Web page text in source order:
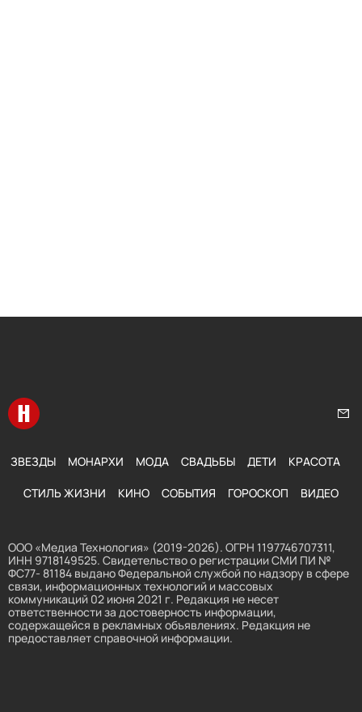
Перейти на главную
ЗВЕЗДЫ МОНАРХИ МОДА СВАДЬБЫ ДЕТИ КРАСОТА
СТИЛЬ ЖИЗНИ КИНО СОБЫТИЯ ГОРОСКОП ВИДЕО
ООО «Медиа Технология» (2019-2026). ОГРН 1197746707311,
ИНН 9718149525. Свидетельство о регистрации СМИ ПИ №
ФС77- 81184 выдано Федеральной службой по надзору в сфере
связи, информационных технологий и массовых
коммуникаций 02 июня 2021 г. Редакция не несет
ответственности за достоверность информации,
содержащейся в рекламных объявлениях. Редакция не
предоставляет справочной информации.